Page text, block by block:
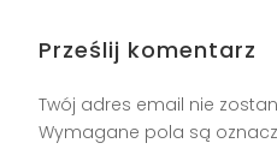
Prześlij komentarz
Twój adres email nie
Wymagane pola są